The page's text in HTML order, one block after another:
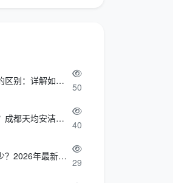
日常保洁和深度保洁的区别：详解如何选择最适合的清洁服务
50
日常保洁是什么意思？成都天均安洁带你快速区分“日常vs深度vs开荒”
40
成都保洁服务价格多少？2026年最新报价表来了，这一篇看透所有费用
29